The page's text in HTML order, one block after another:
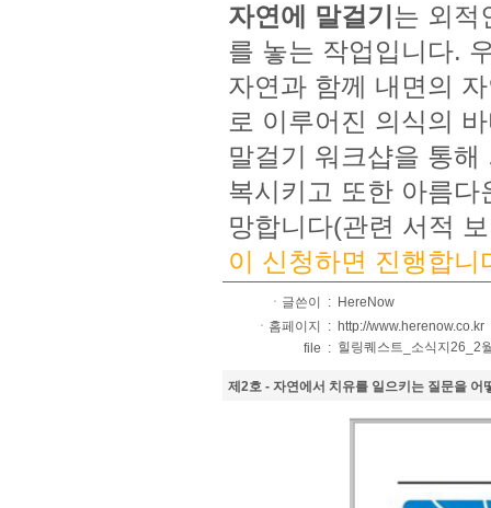
자연에 말걸기 는 외적
를 놓는 작업입니다.
자연과 함께 내면의
로 이루어진 의식의
말걸기 워크샵을 통
복시키고 또한 아름
망합니다(관련 서적
이 신청하면 진행합니
ㆍ글쓴이 : HereNow
ㆍ홈페이지 : http://www.herenow.co.kr
file : 힐링퀘스트_소식지26_2
제2호 - 자연에서 치유를 일으키는 질문을 어